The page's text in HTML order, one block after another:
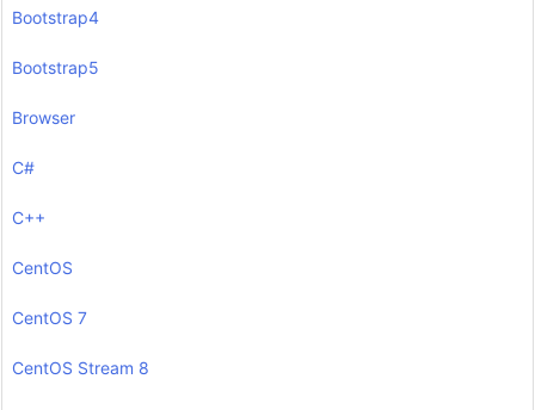
Bootstrap4
Bootstrap5
Browser
C#
C++
CentOS
CentOS 7
CentOS Stream 8